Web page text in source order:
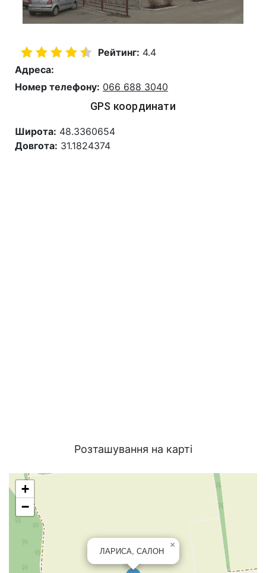
Рейтинг: 4.4
Адреса:
Номер телефону: 066 688 3040
GPS координати
Широта: 48.3360654
Довгота: 31.1824374
Розташування на карті
ЛАРИСА, САЛОН
×
+
−